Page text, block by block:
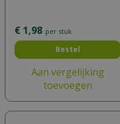
€ 1,98 per stuk
Bestel
Aan vergelijking
toevoegen